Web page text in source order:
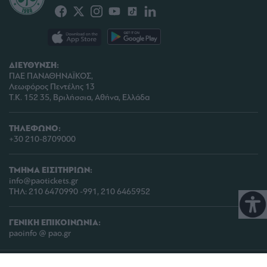
ΔΙΕΥΘΥΝΣΗ:
ΠΑΕ ΠΑΝΑΘΗΝΑΪΚΟΣ,
Λεωφόρος Πεντέλης 13
Τ.Κ. 152 35, Βριλήσσια, Αθήνα, Ελλάδα
ΤΗΛΕΦΩΝΟ:
+30 210-8709000
ΤΜΗΜΑ ΕΙΣΙΤΗΡΙΩΝ:
info@paotickets.gr
ΤΗΛ: 210 6470990 -991, 210 6465952
ΓΕΝΙΚΗ ΕΠΙΚΟΙΝΩΝΙΑ:
paoinfo @ pao.gr